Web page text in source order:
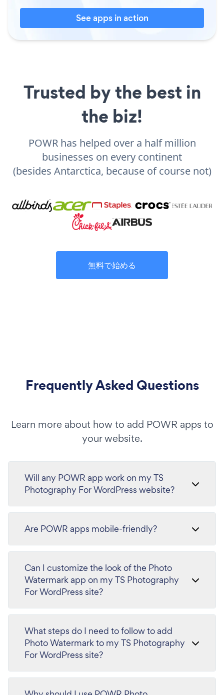
See apps in action
Trusted by the best in
the biz!
POWR has helped over a half million
businesses on every continent
(besides Antarctica, because of course not)
無料で始める
Frequently Asked Questions
Learn more about how to add POWR apps to
your website.
Will any POWR app work on my TS
Photography For WordPress website?
Are POWR apps mobile-friendly?
Can I customize the look of the Photo
Watermark app on my TS Photography
For WordPress site?
What steps do I need to follow to add
Photo Watermark to my TS Photography
For WordPress site?